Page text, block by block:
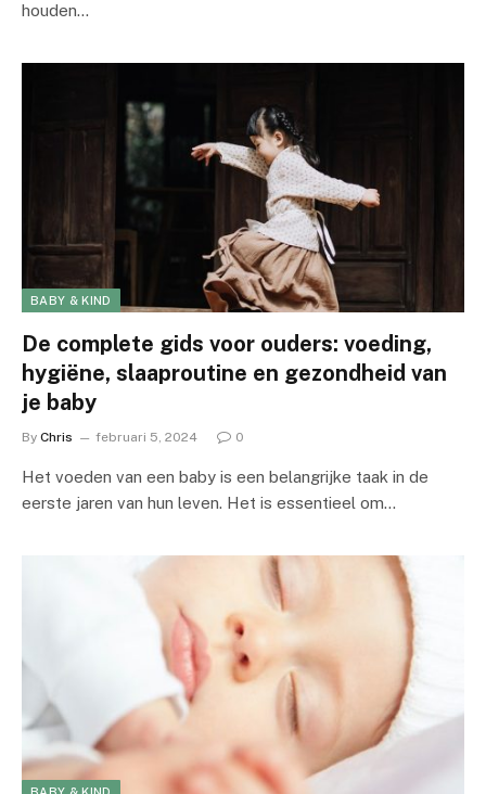
houden…
BABY & KIND
De complete gids voor ouders: voeding,
hygiëne, slaaproutine en gezondheid van
je baby
By Chris februari 5, 2024 0
Het voeden van een baby is een belangrijke taak in de
eerste jaren van hun leven. Het is essentieel om…